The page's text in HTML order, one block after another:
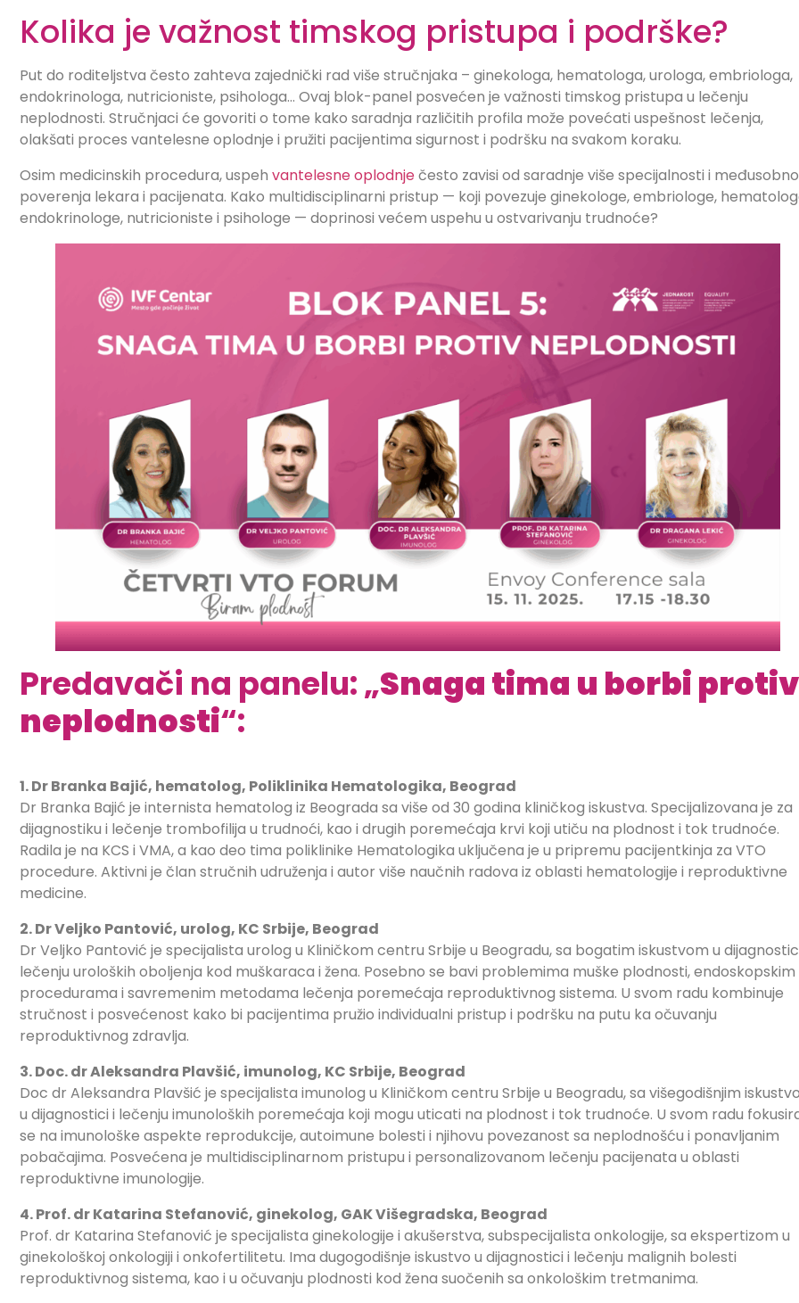
Kolika je važnost timskog pristupa i podrške?
Put do roditeljstva često zahteva zajednički rad više stručnjaka – ginekologa, hematologa, urologa, embriologa,
endokrinologa, nutricioniste, psihologa… Ovaj blok-panel posvećen je važnosti timskog pristupa u lečenju
neplodnosti. Stručnjaci će govoriti o tome kako saradnja različitih profila može povećati uspešnost lečenja,
olakšati proces vantelesne oplodnje i pružiti pacijentima sigurnost i podršku na svakom koraku.
Osim medicinskih procedura, uspeh vantelesne oplodnječesto zavisi od saradnje više specijalnosti i
poverenja lekara i pacijenata. Kako multidisciplinarni pristup — koji povezuje ginekologe, embriologe,
endokrinologe, nutricioniste i psihologe — doprinosi većem uspehu u ostvarivanju trudnoće?
Predavači na panelu: „Snaga tima u borbi protiv
neplodnosti“:
1. Dr Branka Bajić, hematolog, Poliklinika Hematologika, Beograd
Dr Branka Bajić je internista hematolog iz Beograda sa više od 30 godina kliničkog iskustva. Specijalizovana je za
dijagnostiku i lečenje trombofilija u trudnoći, kao i drugih poremećaja krvi koji utiču na plodnost i tok trudnoće.
Radila je na KCS i VMA, a kao deo tima poliklinike Hematologika uključena je u pripremu pacijentkinja za VTO
procedure. Aktivni je član stručnih udruženja i autor više naučnih radova iz oblasti hematologije i reproduktivne
medicine.
2. Dr Veljko Pantović, urolog, KC Srbije, Beograd​
Dr Veljko Pantović je specijalista urolog u Kliničkom centru Srbije u Beogradu, sa bogatim iskustvom u
lečenju uroloških oboljenja kod muškaraca i žena. Posebno se bavi problemima muške plodnosti, endoskopskim
procedurama i savremenim metodama lečenja poremećaja reproduktivnog sistema. U svom radu kombinuje
stručnost i posvećenost kako bi pacijentima pružio individualni pristup i podršku na putu ka očuvanju
reproduktivnog zdravlja.
3. Doc. dr Aleksandra Plavšić, imunolog, KC Srbije, Beograd
Doc dr Aleksandra Plavšić je specijalista imunolog u Kliničkom centru Srbije u Beogradu, sa višegodišnjim
u dijagnostici i lečenju imunoloških poremećaja koji mogu uticati na plodnost i tok trudnoće. U svom radu
se na imunološke aspekte reprodukcije, autoimune bolesti i njihovu povezanost sa neplodnošću i ponavljanim
pobačajima. Posvećena je multidisciplinarnom pristupu i personalizovanom lečenju pacijenata u oblasti
reproduktivne imunologije.
4. Prof. dr Katarina Stefanović, ginekolog, GAK Višegradska, Beograd​
Prof. dr Katarina Stefanović je specijalista ginekologije i akušerstva, subspecijalista onkologije, sa ekspertizom u
ginekološkoj onkologiji i onkofertilitetu. Ima dugogodišnje iskustvo u dijagnostici i lečenju malignih bolesti
reproduktivnog sistema, kao i u očuvanju plodnosti kod žena suočenih sa onkološkim tretmanima.